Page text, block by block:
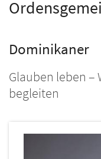
Dominikaner
Glauben leben –
begleiten